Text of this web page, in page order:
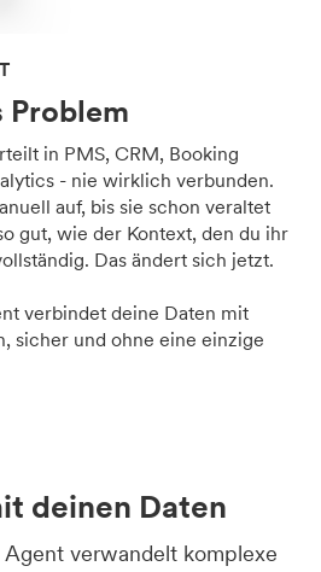
Problem
in PMS, CRM, Booking
- nie wirklich verbunden.
auf, bis sie schon veraltet
gut, wie der Kontext, den du ihr
Das ändert sich jetzt.
verbindet deine Daten mit
sicher und ohne eine einzige
deinen Daten
Agent verwandelt komplexe